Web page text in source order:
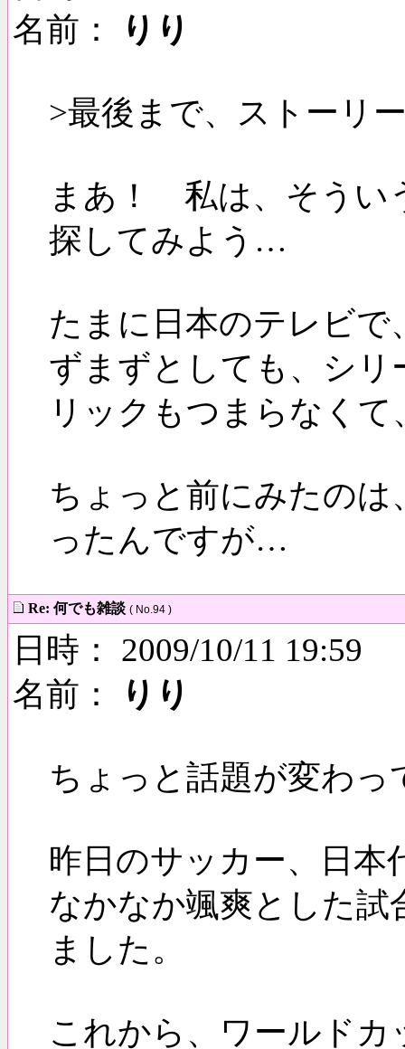
名前：
りり
>最後まで、ストーリ
まあ！ 私は、そうい
探してみよう…
たまに日本のテレビ
ずまずとしても、シリ
リックもつまらなく
ちょっと前にみたの
ったんですが…
Re: 何でも雑談 ( No.94 )
日時： 2009/10/11 19:59
名前：
りり
ちょっと話題が変わ
昨日のサッカー、日
なかなか颯爽とした
ました。
これから、ワールド